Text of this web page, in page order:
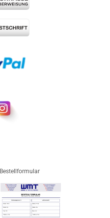
Bestellformular